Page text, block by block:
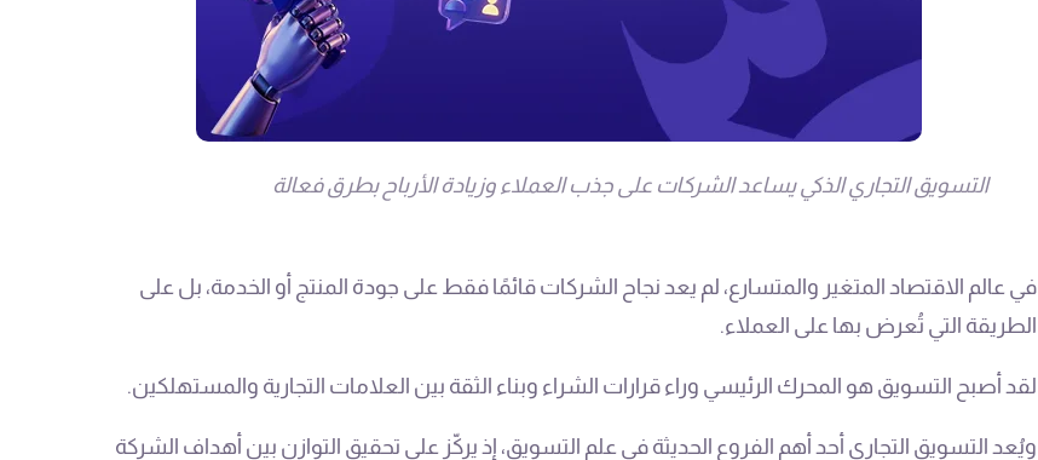
التسويق التجاري الذكي يساعد الشركات على جذب العملاء وزيادة الأرباح بطرق فعالة
في عالم الاقتصاد المتغير والمتسارع، لم يعد نجاح الشركات قائمًا فقط على جودة المنتج أو الخدمة، بل على
الطريقة التي تُعرض بها على العملاء.
لقد أصبح التسويق هو المحرك الرئيسي وراء قرارات الشراء وبناء الثقة بين العلامات التجارية والمستهلكين.
ويُعد التسويق التجاري أحد أهم الفروع الحديثة في علم التسويق، إذ يركّز على تحقيق التوازن بين أهداف الشركة